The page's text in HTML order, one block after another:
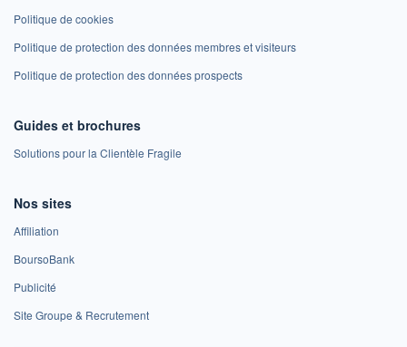
Politique de cookies
Politique de protection des données membres et visiteurs
Politique de protection des données prospects
Guides et brochures
Solutions pour la Clientèle Fragile
Nos sites
Affiliation
BoursoBank
Publicité
Site Groupe & Recrutement